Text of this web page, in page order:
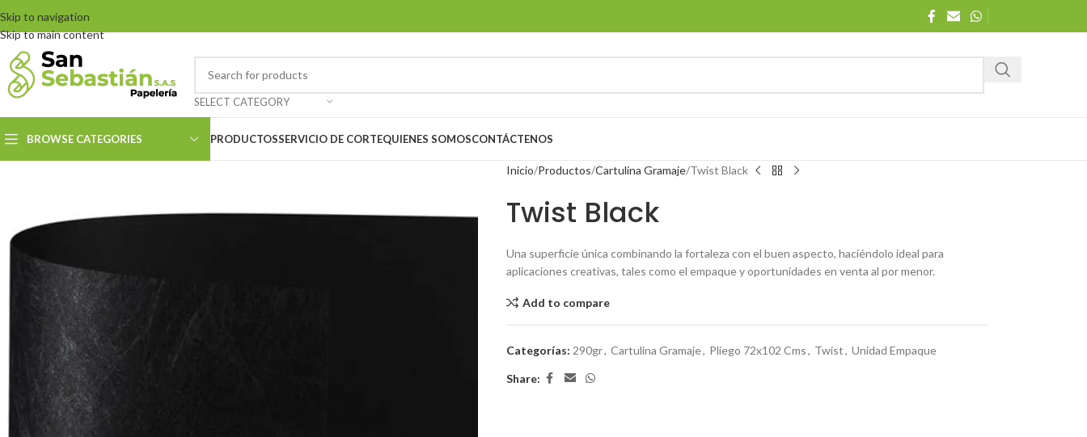
Skip to navigation
Skip to main content
SELECT CATEGORY
BROWSE CATEGORIES PRODUCTOSSERVICIO DE CORTEQUIENES SOMOSCONTÁCTENOS
Inicio Productos Cartulina Gramaje Twist Black
Twist Black
Una superficie única combinando la fortaleza con el buen aspecto, haciéndolo ideal para
aplicaciones creativas, tales como el empaque y oportunidades en venta al por menor.
Add to compare
Categorías: 290gr, Cartulina Gramaje, Pliego 72x102 Cms, Twist, Unidad Empaque
Share: